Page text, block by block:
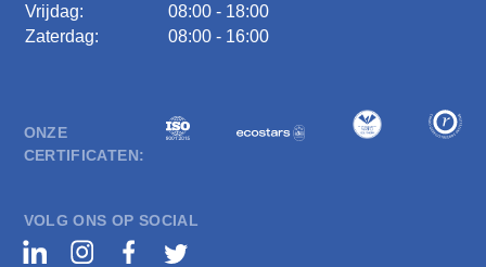
Vrijdag:
08:00 - 18:00
Zaterdag:
08:00 - 16:00
ONZE
CERTIFICATEN:
VOLG ONS OP SOCIAL